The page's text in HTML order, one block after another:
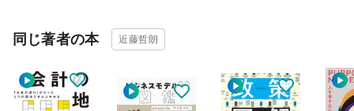
同じ著者の本 近藤哲朗